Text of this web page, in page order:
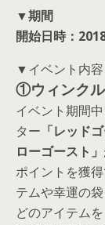
▼期間
開始日時：
▼イベント内容
①ウィンクル
イベント期間
ター 「レッド
ローゴースト」
ポイントを獲
テムや幸運の
どのアイテム